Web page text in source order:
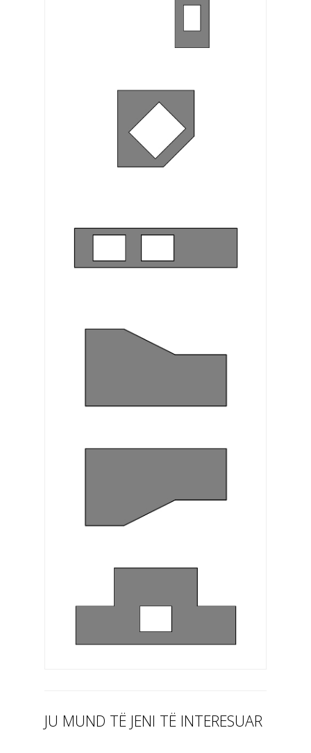
JU MUND TË JENI TË INTERESUAR